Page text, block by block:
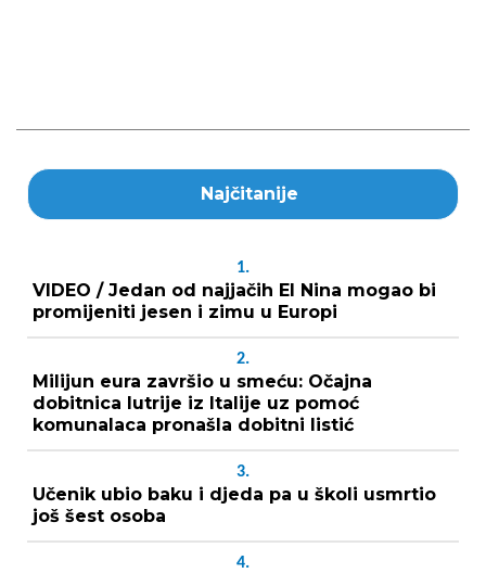
Najčitanije
1.
VIDEO / Jedan od najjačih El Nina mogao bi
promijeniti jesen i zimu u Europi
2.
Milijun eura završio u smeću: Očajna
dobitnica lutrije iz Italije uz pomoć
komunalaca pronašla dobitni listić
3.
Učenik ubio baku i djeda pa u školi usmrtio
još šest osoba
4.